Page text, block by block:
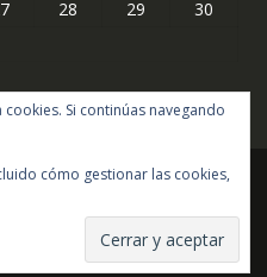
28 29
30
derechos reservados
Acme Themes
Si continúas navegando
cómo gestionar las cookies,